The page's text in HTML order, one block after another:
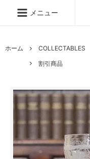
メニュー
ホーム
COLLECTABLES
割引商品